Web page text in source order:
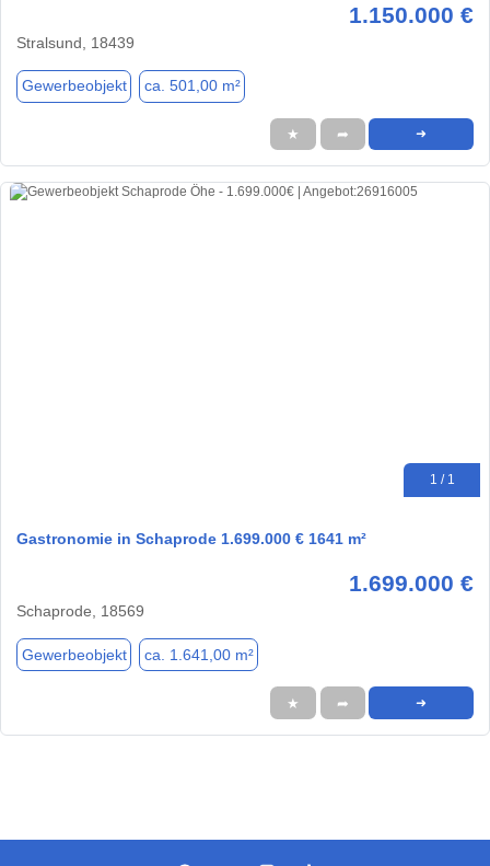
1.150.000 €
Stralsund, 18439
Gewerbeobjekt ca. 501,00 m²
★ ➦ ➜
1 / 1
Gastronomie in Schaprode 1.699.000 € 1641 m²
1.699.000 €
Schaprode, 18569
Gewerbeobjekt ca. 1.641,00 m²
★ ➦ ➜